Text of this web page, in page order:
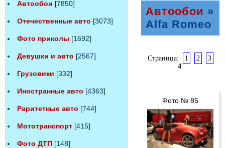
Автообои [7850]
Отечественные авто [3073]
Фото приколы [1692]
Девушки и авто [2567]
Грузовики [332]
Иностранные авто [4363]
Раритетные авто [744]
Мототранспорт [415]
Фото ДТП [148]
Автообои »
Alfa Romeo
Страница: 1 2
3
4
Фото № 85